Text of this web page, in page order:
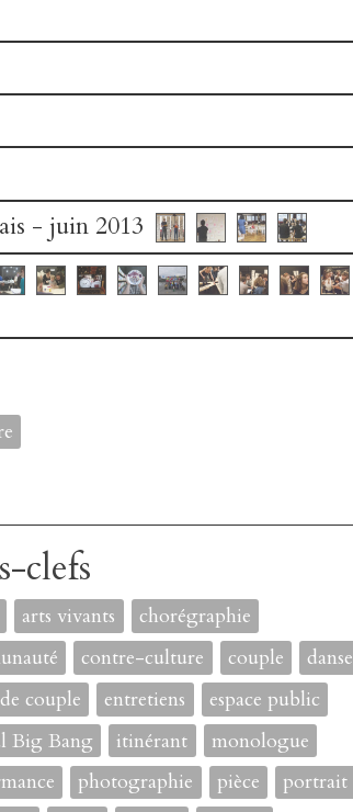
- juin 2013
clefs
arts vivants
chorégraphie
contre-culture couple
danse
couple
entretiens
espace public
Big Bang
itinérant
monologue
photographie pièce
portrait